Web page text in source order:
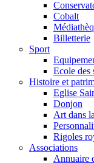
Cobalt
Billetterie
Sport
Ecole des
Histoire et
Eglise
Donjon
Art dans
Rigoles
Associations
Annuaire